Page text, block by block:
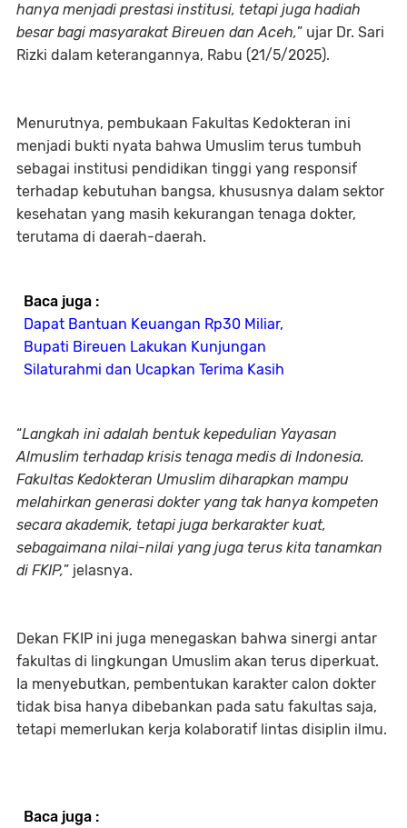
hanya menjadi prestasi institusi, tetapi juga hadiah
besar bagi masyarakat Bireuen dan Aceh,” ujar Dr. Sari
Rizki dalam keterangannya, Rabu (21/5/2025).
Menurutnya, pembukaan Fakultas Kedokteran ini
menjadi bukti nyata bahwa Umuslim terus tumbuh
sebagai institusi pendidikan tinggi yang responsif
terhadap kebutuhan bangsa, khususnya dalam sektor
kesehatan yang masih kekurangan tenaga dokter,
terutama di daerah-daerah.
Baca juga :
Dapat Bantuan Keuangan Rp30 Miliar,
Bupati Bireuen Lakukan Kunjungan
Silaturahmi dan Ucapkan Terima Kasih
“Langkah ini adalah bentuk kepedulian Yayasan
Almuslim terhadap krisis tenaga medis di Indonesia.
Fakultas Kedokteran Umuslim diharapkan mampu
melahirkan generasi dokter yang tak hanya kompeten
secara akademik, tetapi juga berkarakter kuat,
sebagaimana nilai-nilai yang juga terus kita tanamkan
di FKIP,” jelasnya.
Dekan FKIP ini juga menegaskan bahwa sinergi antar
fakultas di lingkungan Umuslim akan terus diperkuat.
Ia menyebutkan, pembentukan karakter calon dokter
tidak bisa hanya dibebankan pada satu fakultas saja,
tetapi memerlukan kerja kolaboratif lintas disiplin ilmu.
Baca juga :